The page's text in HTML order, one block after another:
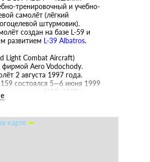
ЗАРЕГИСТРИРОВАТЬСЯ
тренировочный и учебно-
самолёт (лёгкий
штурмовик).
создан на базе L-59 и
развитием L-39 Albatros.
Light Combat Aircraft)
фирмой Aero Vodochody.
2 августа 1997 года.
состоялся 5—6 июня 1999
шоу SIAD-1999 в
L-159 ALCA был принят
— в 2007 году.
карте ➦